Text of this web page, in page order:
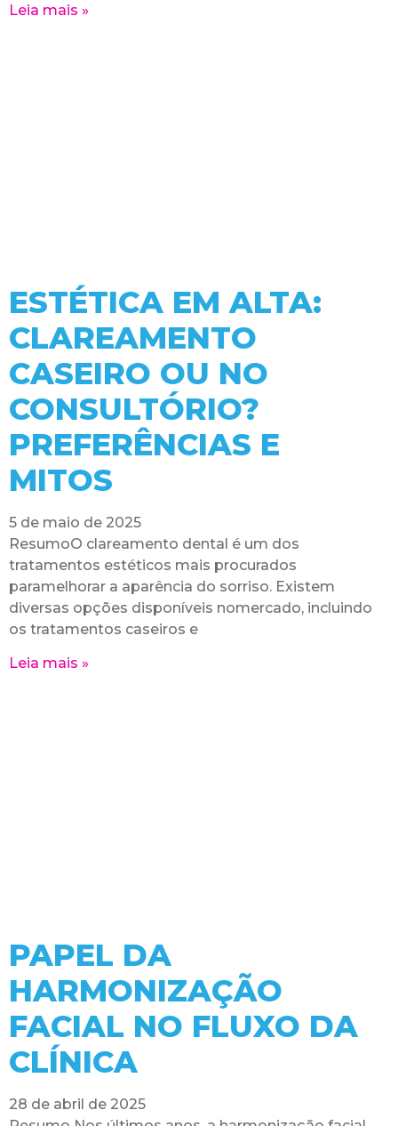
Leia mais »
ESTÉTICA EM ALTA:
CLAREAMENTO
CASEIRO OU NO
CONSULTÓRIO?
PREFERÊNCIAS E
MITOS
5 de maio de 2025
ResumoO clareamento dental é um dos
tratamentos estéticos mais procurados
paramelhorar a aparência do sorriso. Existem
diversas opções disponíveis nomercado, incluindo
os tratamentos caseiros e
Leia mais »
PAPEL DA
HARMONIZAÇÃO
FACIAL NO FLUXO DA
CLÍNICA
28 de abril de 2025